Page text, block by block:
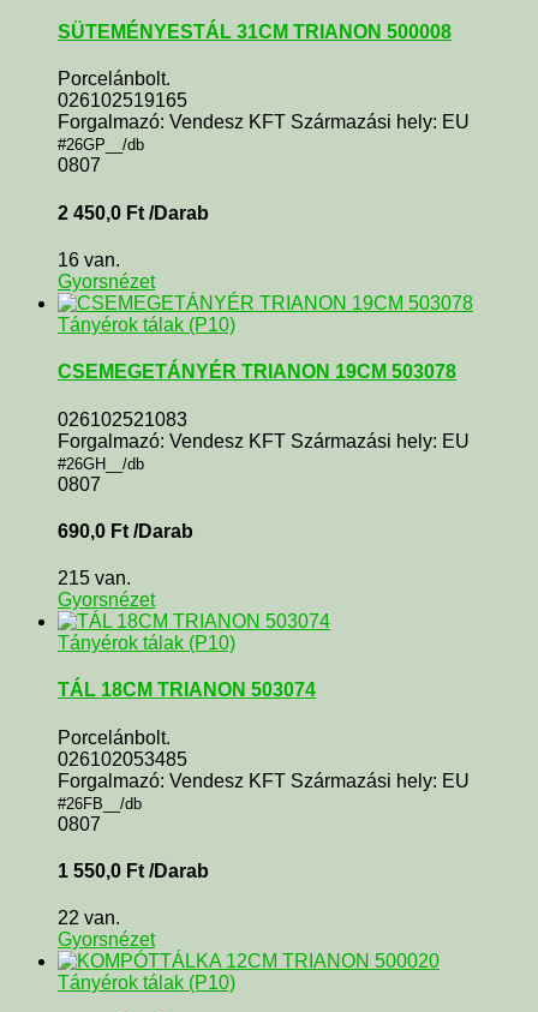
SÜTEMÉNYESTÁL 31CM TRIANON 500008
Porcelánbolt.
026102519165
Forgalmazó: Vendesz KFT Származási hely: EU
#26GP__/db
0807
2 450,0 Ft /Darab
16 van.
Gyorsnézet
Tányérok tálak (P10)
CSEMEGETÁNYÉR TRIANON 19CM 503078
026102521083
Forgalmazó: Vendesz KFT Származási hely: EU
#26GH__/db
0807
690,0 Ft /Darab
215 van.
Gyorsnézet
Tányérok tálak (P10)
TÁL 18CM TRIANON 503074
Porcelánbolt.
026102053485
Forgalmazó: Vendesz KFT Származási hely: EU
#26FB__/db
0807
1 550,0 Ft /Darab
22 van.
Gyorsnézet
Tányérok tálak (P10)